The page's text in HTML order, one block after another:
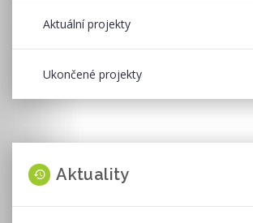
Aktuální projekty
Ukončené projekty
Aktuality